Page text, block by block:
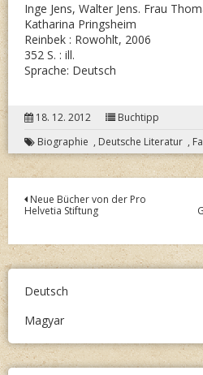
Inge Jens, Walter Jens. Frau
Katharina Pringsheim
Reinbek : Rowohlt, 2006
352 S. : ill.
Sprache: Deutsch
18. 12. 2012
Buchtipp
Biographie , Deutsche Literatur ,
Post
navigation
Neue Bücher von der Pro
Helvetia Stiftung
Deutsch
Magyar